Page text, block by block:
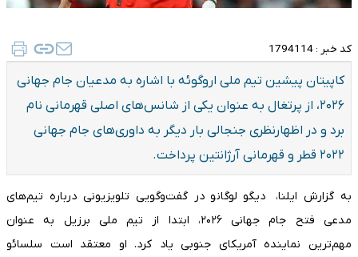
کد خبر : 1794114
کاپیتان پیشین تیم ملی اروگوئه با اشاره به مدعیان جام جهانی
۲۰۲۶، از پرتغال به عنوان یکی از شانس‌های اصلی قهرمانی نام
برد و در اظهارنظری جنجالی بار دیگر به داوری‌های جام جهانی
۲۰۲۲ قطر و قهرمانی آرژانتین پرداخت.
به گزارش ایلنا، دیگو لوگانو در گفت‌وگویی تلویزیونی درباره تیم‌های
مدعی فتح جام جهانی ۲۰۲۶، ابتدا از تیم ملی برزیل به عنوان
مهم‌ترین نماینده آمریکای جنوبی یاد کرد. او معتقد است سلسائو